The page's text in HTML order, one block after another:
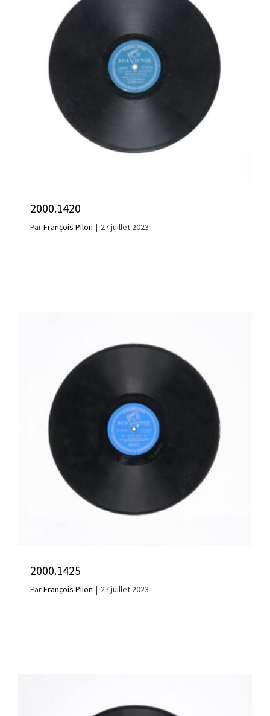
2000.1420
ParFrançois Pilon | 27 juillet 2023
2000.1425
ParFrançois Pilon | 27 juillet 2023